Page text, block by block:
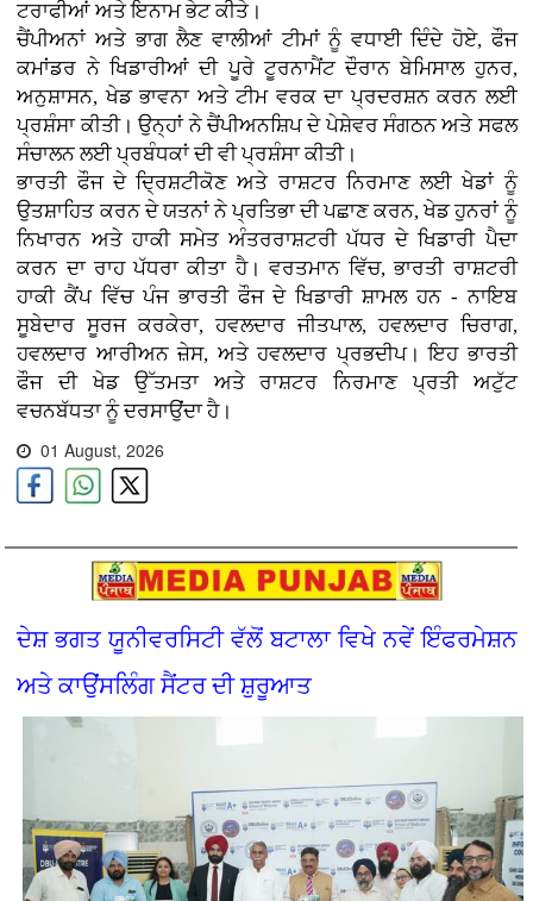
ਟਰਾਫੀਆਂ ਅਤੇ ਇਨਾਮ ਭੇਟ ਕੀਤੇ।
ਚੈਂਪੀਅਨਾਂ ਅਤੇ ਭਾਗ ਲੈਣ ਵਾਲੀਆਂ ਟੀਮਾਂ ਨੂੰ ਵਧਾਈ ਦਿੰਦੇ ਹੋਏ, ਫੌਜ
ਕਮਾਂਡਰ ਨੇ ਖਿਡਾਰੀਆਂ ਦੀ ਪੂਰੇ ਟੂਰਨਾਮੈਂਟ ਦੌਰਾਨ ਬੇਮਿਸਾਲ ਹੁਨਰ,
ਅਨੁਸ਼ਾਸਨ, ਖੇਡ ਭਾਵਨਾ ਅਤੇ ਟੀਮ ਵਰਕ ਦਾ ਪ੍ਰਦਰਸ਼ਨ ਕਰਨ ਲਈ
ਪ੍ਰਸ਼ੰਸਾ ਕੀਤੀ। ਉਨ੍ਹਾਂ ਨੇ ਚੈਂਪੀਅਨਸ਼ਿਪ ਦੇ ਪੇਸ਼ੇਵਰ ਸੰਗਠਨ ਅਤੇ ਸਫਲ
ਸੰਚਾਲਨ ਲਈ ਪ੍ਰਬੰਧਕਾਂ ਦੀ ਵੀ ਪ੍ਰਸ਼ੰਸਾ ਕੀਤੀ।
ਭਾਰਤੀ ਫੌਜ ਦੇ ਦ੍ਰਿਸ਼ਟੀਕੋਣ ਅਤੇ ਰਾਸ਼ਟਰ ਨਿਰਮਾਣ ਲਈ ਖੇਡਾਂ ਨੂੰ
ਉਤਸ਼ਾਹਿਤ ਕਰਨ ਦੇ ਯਤਨਾਂ ਨੇ ਪ੍ਰਤਿਭਾ ਦੀ ਪਛਾਣ ਕਰਨ, ਖੇਡ ਹੁਨਰਾਂ ਨੂੰ
ਨਿਖਾਰਨ ਅਤੇ ਹਾਕੀ ਸਮੇਤ ਅੰਤਰਰਾਸ਼ਟਰੀ ਪੱਧਰ ਦੇ ਖਿਡਾਰੀ ਪੈਦਾ
ਕਰਨ ਦਾ ਰਾਹ ਪੱਧਰਾ ਕੀਤਾ ਹੈ। ਵਰਤਮਾਨ ਵਿੱਚ, ਭਾਰਤੀ ਰਾਸ਼ਟਰੀ
ਹਾਕੀ ਕੈਂਪ ਵਿੱਚ ਪੰਜ ਭਾਰਤੀ ਫੌਜ ਦੇ ਖਿਡਾਰੀ ਸ਼ਾਮਲ ਹਨ - ਨਾਇਬ
ਸੂਬੇਦਾਰ ਸੂਰਜ ਕਰਕੇਰਾ, ਹਵਲਦਾਰ ਜੀਤਪਾਲ, ਹਵਲਦਾਰ ਚਿਰਾਗ,
ਹਵਲਦਾਰ ਆਰੀਅਨ ਜ਼ੇਸ, ਅਤੇ ਹਵਲਦਾਰ ਪ੍ਰਭਦੀਪ। ਇਹ ਭਾਰਤੀ
ਫੌਜ ਦੀ ਖੇਡ ਉੱਤਮਤਾ ਅਤੇ ਰਾਸ਼ਟਰ ਨਿਰਮਾਣ ਪ੍ਰਤੀ ਅਟੁੱਟ
ਵਚਨਬੱਧਤਾ ਨੂੰ ਦਰਸਾਉਂਦਾ ਹੈ।
01 August, 2026
ਦੇਸ਼ ਭਗਤ ਯੂਨੀਵਰਸਿਟੀ ਵੱਲੋਂ ਬਟਾਲਾ ਵਿਖੇ ਨਵੇਂ ਇੰਫਰਮੇਸ਼ਨ
ਅਤੇ ਕਾਉਂਸਲਿੰਗ ਸੈਂਟਰ ਦੀ ਸ਼ੁਰੂਆਤ